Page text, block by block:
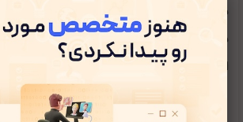
بعدی طراحی شده است. اتوکد الکتریکال
بیشتر در حوزه مهندسی برق برای
الکتریکی و تابلوهای برق کاربرد دارد.